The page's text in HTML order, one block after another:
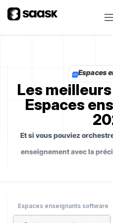
Espaces
Les
Espaces
Et si vous pouviez
enseignement avec la
environnement éducatif
simple outil de gestion :
Espaces enseignants software